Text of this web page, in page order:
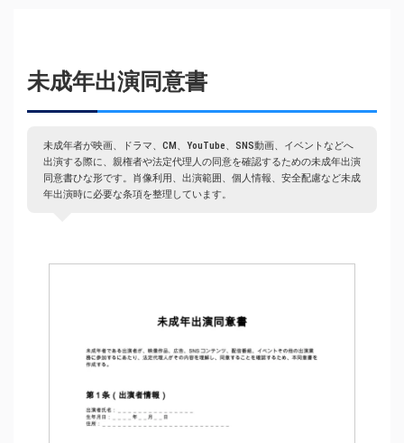
未成年出演同意書
未成年者が映画、ドラマ、CM、YouTube、SNS動画、イベントなどへ
出演する際に、親権者や法定代理人の同意を確認するための未成年出演
同意書ひな形です。肖像利用、出演範囲、個人情報、安全配慮など未成
年出演時に必要な条項を整理しています。